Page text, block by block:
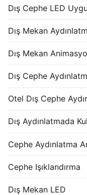
Dış Cephe LED
Dış Mekan
Dış Mekan
Dış Cephe
Otel Dış Cephe
Dış Aydınlatmada
Cephe Aydınlatma
Cephe Işıklandırma
Dış Mekan LED